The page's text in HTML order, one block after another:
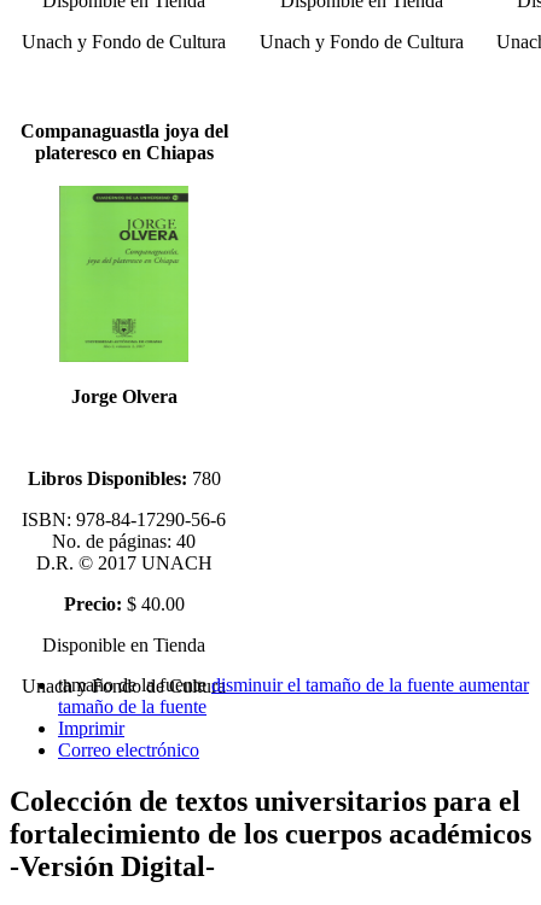
Unach y Fondo de Cultura
Unach y Fondo de Cultura
Companaguastla joya del
plateresco en Chiapas
Jorge Olvera
Libros Disponibles: 780
ISBN: 978-84-17290-56-6
No. de páginas: 40
D.R. © 2017 UNACH
Precio: $ 40.00
Disponible en Tienda
Unach y Fondo de Cultura
tamaño de la fuente disminuir el tamaño de la fuente aumentar
tamaño de la fuente
Imprimir
Correo electrónico
Colección de textos universitarios para el
fortalecimiento de los cuerpos académicos
-Versión Digital-